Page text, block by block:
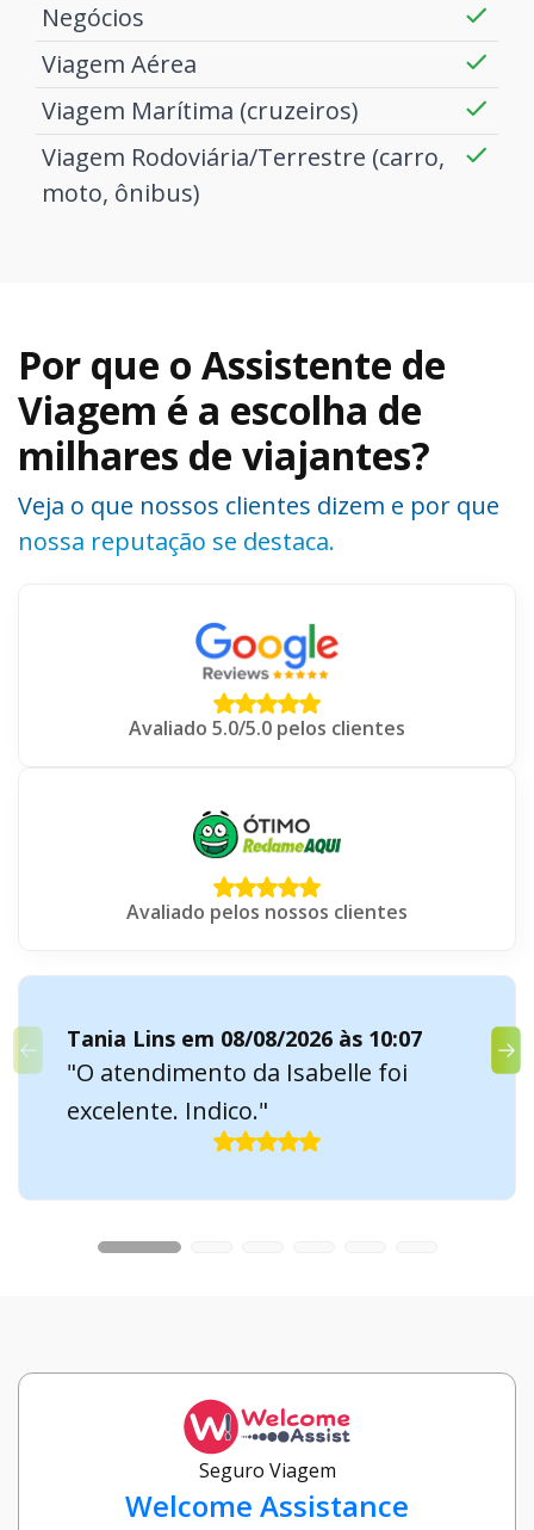
Negócios
Viagem Aérea
Viagem Marítima (cruzeiros)
Viagem Rodoviária/Terrestre (carro,
moto, ônibus)
Por que o Assistente de
Viagem é a escolha de
milhares de viajantes?
Veja o que nossos clientes dizem e por que
nossa reputação se destaca.
Avaliado 5.0/5.0 pelos clientes
Avaliado pelos nossos clientes
Tania Lins em 08/08/2026 às 10:07
"O atendimento da Isabelle foi
excelente. Indico."
Seguro Viagem
Welcome Assistance